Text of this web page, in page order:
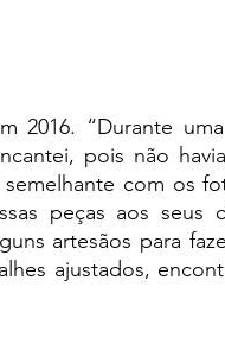
2016. “Durante
pois não
com os
peças aos seus
artesãos para
ajustados,